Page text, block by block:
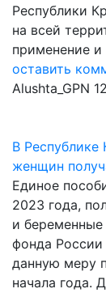
Республики
на всей
применение и
оставить
Alushta_GPN
В
женщин
Единое
2023 года,
и
фонда России
данную меру
начала года.